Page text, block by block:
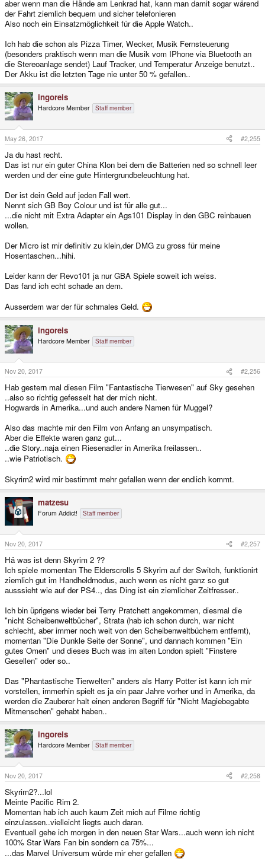
aber wenn man die Hände am Lenkrad hat, kann man damit sogar wärend
der Fahrt ziemlich bequem und sicher telefonieren
Also noch ein Einsatzmöglichkeit für die Apple Watch..
Ich hab die schon als Pizza Timer, Wecker, Musik Fernsteuerung
(besonders praktisch wenn man die Musik vom IPhone via Bluetooth an
die Stereoanlage sendet) Lauf Tracker, und Temperatur Anzeige benutzt..
Der Akku ist die letzten Tage nie unter 50 % gefallen..
ingoreis
Hardcore Member Staff member
May 26, 2017 #2,255
Ja du hast recht.
Das ist nur ein guter China Klon bei dem die Batterien ned so schnell leer
werden und der eine gute Hintergrundbeleuchtung hat.
Der ist dein Geld auf jeden Fall wert.
Nennt sich GB Boy Colour und ist für alle gut...
...die nicht mit Extra Adapter ein Ags101 Display in den GBC reinbauen
wollen.
Der Micro ist mir definitiv zu klein,der DMG zu gross für meine
Hosentaschen...hihi.
Leider kann der Revo101 ja nur GBA Spiele soweit ich weiss.
Das fand ich echt schade an dem.
Ausserdem war der für schmales Geld.
ingoreis
Hardcore Member Staff member
Nov 20, 2017 #2,256
Hab gestern mal diesen Film "Fantastische Tierwesen" auf Sky gesehen
..also so richtig gefesselt hat der mich nicht.
Hogwards in Amerika...und auch andere Namen für Muggel?
Also das machte mir den Film von Anfang an unsympatisch.
Aber die Effekte waren ganz gut...
..die Story..naja einen Riesenadler in Amerika freilassen..
..wie Patriotisch.
Skyrim2 wird mir bestimmt mehr gefallen wenn der endlich kommt.
matzesu
Forum Addict! Staff member
Nov 20, 2017 #2,257
Hä was ist denn Skyrim 2 ??
Ich spiele momentan The Elderscrolls 5 Skyrim auf der Switch, funktionirt
ziemlich gut im Handheldmodus, auch wenn es nicht ganz so gut
ausssieht wie auf der PS4.., das Ding ist ein ziemlicher Zeitfresser..
Ich bin üprigens wieder bei Terry Pratchett angekommen, diesmal die
"nicht Scheibenweltbücher", Strata (hab ich schon durch, war nicht
schlecht, aber immer noch weit von den Scheibenweltbüchern entfernt),
momentan "Die Dunkle Seite der Sonne", und dannach kommen "Ein
gutes Omen" und dieses Buch was im alten London spielt "Finstere
Gesellen" oder so..
Das "Phantastische Tierwelten" anders als Harry Potter ist kann ich mir
vorstellen, immerhin spielt es ja ein paar Jahre vorher und in Amerika, da
werden die Zauberer halt einen anderen Begriff für "Nicht Magiebegabte
Mitmenschen" gehabt haben..
ingoreis
Hardcore Member Staff member
Nov 20, 2017 #2,258
Skyrim2?...lol
Meinte Pacific Rim 2.
Momentan hab ich auch kaum Zeit mich auf Filme richtig
einzulassen..vielleicht liegts auch daran.
Eventuell gehe ich morgen in den neuen Star Wars...auch wenn ich nicht
100% Star Wars Fan bin sondern ca 75%...
...das Marvel Universum würde mir eher gefallen